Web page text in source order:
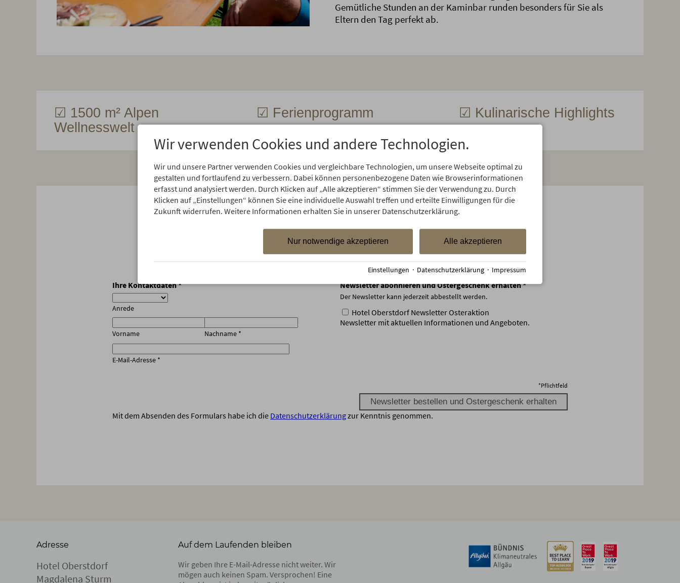
Gemütliche Stunden an der Kaminbar runden besonders für Sie als
Eltern den Tag perfekt ab.
☑ 1500 m² Alpen
Wellnesswelt
☑ Ferienprogramm ☑ Kulinarische Highlights
Jetzt anmelden & 50€ Gutschein sichern
Ihre Kontaktdaten*
Anrede
Vorname Nachname *
E-Mail-Adresse *
Newsletter abonnieren und Ostergeschenk erhalten*
Der Newsletter kann jederzeit abbestellt werden.
Hotel Oberstdorf Newsletter Osteraktion
Newsletter mit aktuellen Informationen und Angeboten.
*Pflichtfeld
Mit dem Absenden des Formulars habe ich die Datenschutzerklärungzur Kenntnis genommen.
Adresse
Hotel Oberstdorf
Magdalena Sturm
Auf dem Laufenden bleiben
Wir geben Ihre E-Mail-Adresse nicht weiter. Wir
mögen auch keinen Spam. Versprochen! Eine
Wir verwenden Cookies und andere Technologien.
Wir und unsere Partner verwenden Cookies und vergleichbare Technologien, um unsere Webseite optimal zu
gestalten und fortlaufend zu verbessern. Dabei können personenbezogene Daten wie Browserinformationen
erfasst und analysiert werden. Durch Klicken auf „Alle akzeptieren“ stimmen Sie der Verwendung zu. Durch
Klicken auf „Einstellungen“ können Sie eine individuelle Auswahl treffen und erteilte Einwilligungen für die
Zukunft widerrufen. Weitere Informationen erhalten Sie in unserer Datenschutzerklärung.
Alle akzeptieren
Nur notwendige akzeptieren
Einstellungen · Datenschutzerklärung · Impressum